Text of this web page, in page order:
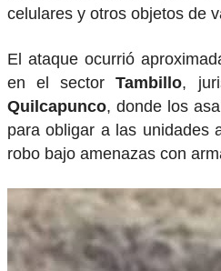
celulares y otros objetos de
El ataque ocurrió
en el sectorTambillo,
Quilcapunco, donde los
para obligar a las unidades
robo bajo amenazas con